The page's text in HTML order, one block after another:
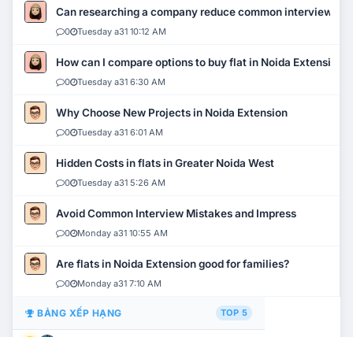
Can researching a company reduce common interview
0 Tuesday a31 10:12 AM
How can I compare options to buy flat in Noida Extension?
0 Tuesday a31 6:30 AM
Why Choose New Projects in Noida Extension
0 Tuesday a31 6:01 AM
Hidden Costs in flats in Greater Noida West
0 Tuesday a31 5:26 AM
Avoid Common Interview Mistakes and Impress
0 Monday a31 10:55 AM
Are flats in Noida Extension good for families?
0 Monday a31 7:10 AM
BẢNG XẾP HẠNG TOP 5